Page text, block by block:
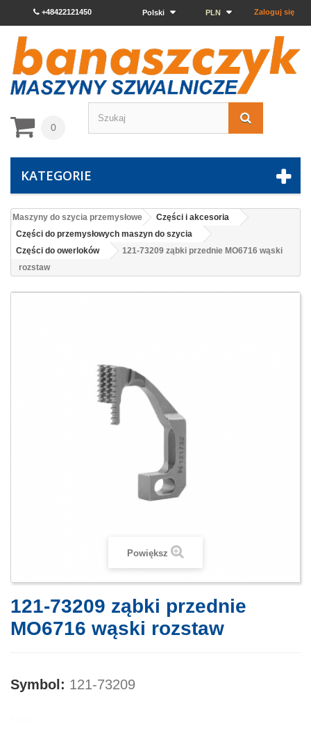
Zaloguj się
PLN
Polski
+48422121450
0
KATEGORIE
Maszyny do szycia przemysłowe
Części i akcesoria
Części do przemysłowych maszyn do szycia
Części do owerloków
121-73209 ząbki przednie MO6716 wąski
rozstaw
Powiększ
121-73209 ząbki przednie
MO6716 wąski rozstaw
Symbol: 121-73209